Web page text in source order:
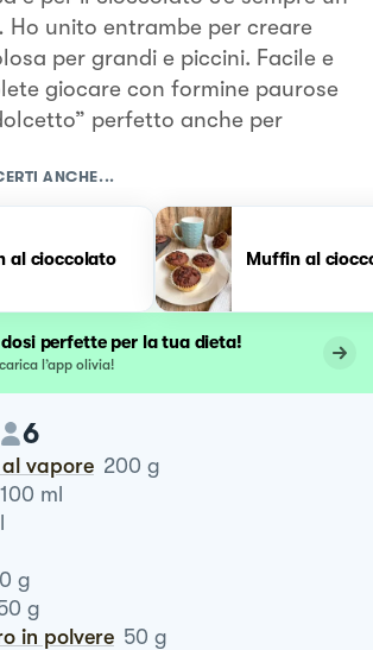
unito entrambe per creare
per grandi e piccini. Facile e
giocare con formine paurose
perfetto anche per
ANCHE...
al cioccolato Muffin al
perfette per la tua dieta!
l’app olivia!
6
al vapore 200 g
100 ml
g
g
in polvere 50 g